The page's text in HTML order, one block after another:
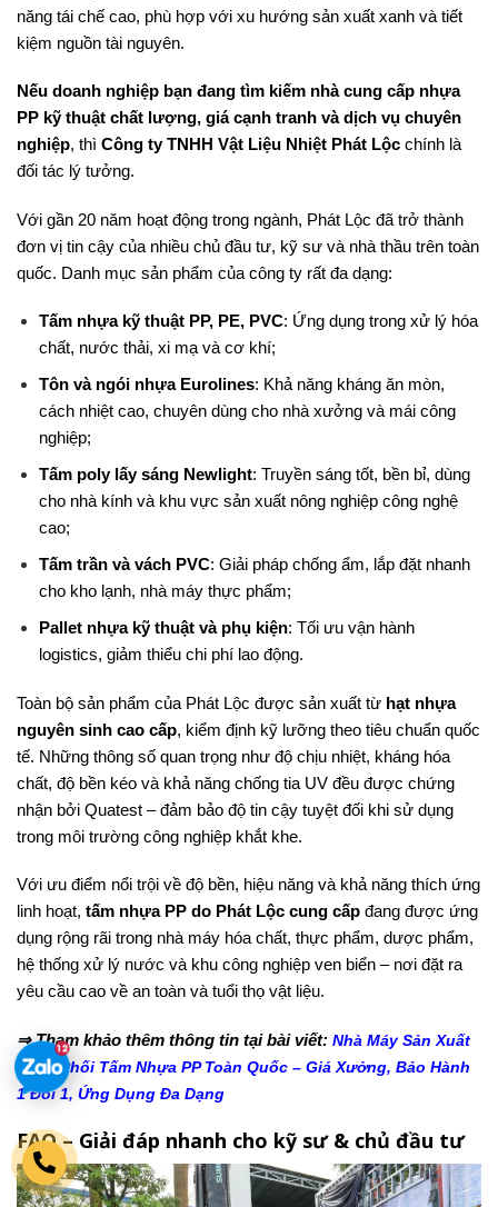
năng tái chế cao, phù hợp với xu hướng sản xuất xanh và tiết
kiệm nguồn tài nguyên.
Nếu doanh nghiệp bạn đang tìm kiếm nhà cung cấp nhựa
PP kỹ thuật chất lượng, giá cạnh tranh và dịch vụ chuyên
nghiệp, thì Công ty TNHH Vật Liệu Nhiệt Phát Lộc chính là
đối tác lý tưởng.
Với gần 20 năm hoạt động trong ngành, Phát Lộc đã trở thành
đơn vị tin cậy của nhiều chủ đầu tư, kỹ sư và nhà thầu trên toàn
quốc. Danh mục sản phẩm của công ty rất đa dạng:
Tấm nhựa kỹ thuật PP, PE, PVC: Ứng dụng trong xử lý hóa
chất, nước thải, xi mạ và cơ khí;
Tôn và ngói nhựa Eurolines: Khả năng kháng ăn mòn,
cách nhiệt cao, chuyên dùng cho nhà xưởng và mái công
nghiệp;
Tấm poly lấy sáng Newlight: Truyền sáng tốt, bền bỉ, dùng
cho nhà kính và khu vực sản xuất nông nghiệp công nghệ
cao;
Tấm trần và vách PVC: Giải pháp chống ẩm, lắp đặt nhanh
cho kho lạnh, nhà máy thực phẩm;
Pallet nhựa kỹ thuật và phụ kiện: Tối ưu vận hành
logistics, giảm thiểu chi phí lao động.
Toàn bộ sản phẩm của Phát Lộc được sản xuất từ hạt nhựa
nguyên sinh cao cấp, kiểm định kỹ lưỡng theo tiêu chuẩn quốc
tế. Những thông số quan trọng như độ chịu nhiệt, kháng hóa
chất, độ bền kéo và khả năng chống tia UV đều được chứng
nhận bởi Quatest – đảm bảo độ tin cậy tuyệt đối khi sử dụng
trong môi trường công nghiệp khắt khe.
Với ưu điểm nổi trội về độ bền, hiệu năng và khả năng thích ứng
linh hoạt, tấm nhựa PP do Phát Lộc cung cấp đang được ứng
dụng rộng rãi trong nhà máy hóa chất, thực phẩm, dược phẩm,
hệ thống xử lý nước và khu công nghiệp ven biển – nơi đặt ra
yêu cầu cao về an toàn và tuổi thọ vật liệu.
⇒ Tham khảo thêm thông tin tại bài viết: Nhà Máy Sản Xuất
Phân Phối Tấm Nhựa PP Toàn Quốc – Giá Xưởng, Bảo Hành
1 Đổi 1, Ứng Dụng Đa Dạng
FAQ – Giải đáp nhanh cho kỹ sư & chủ đầu tư